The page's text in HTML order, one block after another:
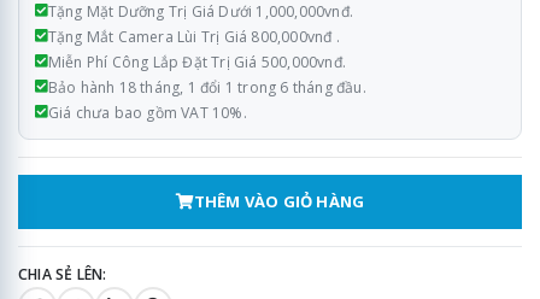
Tặng Mặt Dưỡng Trị Giá Dưới 1,000,000vnđ.
Tặng Mắt Camera Lùi Trị Giá 800,000vnđ .
Miễn Phí Công Lắp Đặt Trị Giá 500,000vnđ.
Bảo hành 18 tháng, 1 đổi 1 trong 6 tháng đầu.
Giá chưa bao gồm VAT 10%.
THÊM VÀO GIỎ HÀNG
CHIA SẺ LÊN: